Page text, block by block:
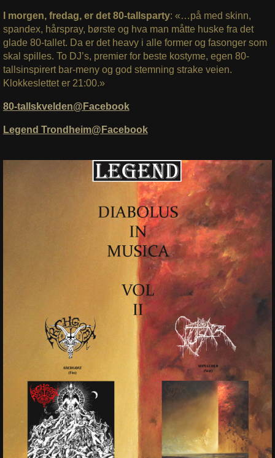
I morgen, fredag, er det 80-tallsparty: «…på med skinn,
spandex, hårspray, børste og hva man måtte huske fra det
glade 80-tallet. Da er det heavy i alle former og fasonger som
skal spilles. To DJ’s, premier for beste kostyme, egen 80-
tallsinspirert bar-meny og god stemning strake veien.
Klokkeslettet er 21:00.»
80-tallskvelden@Facebook
Legend Trondheim@Facebook